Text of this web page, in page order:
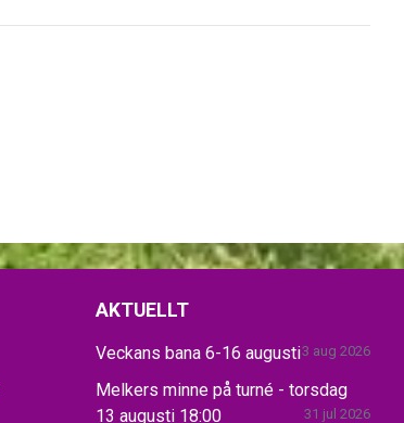
AKTUELLT
Veckans bana 6-16 augusti3 aug 2026
Melkers minne på turné - torsdag
13 augusti 18:00
31 jul 2026